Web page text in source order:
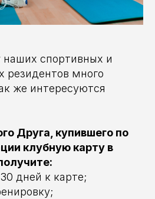
спортивных и
резидентов много
же интересуются
Друга, купившего по
клубную карту в
дней к карте;